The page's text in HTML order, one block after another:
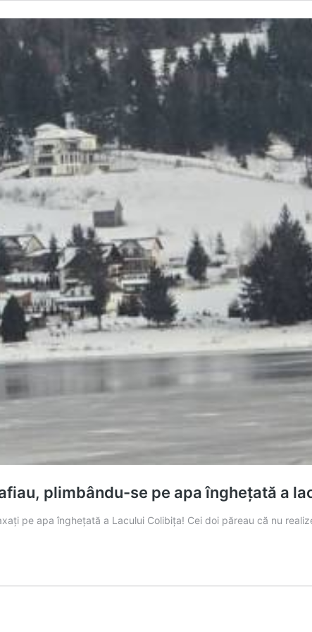
plimbându-se pe apa înghețată a
pe apa înghețată a Lacului Colibița! Cei doi păreau că nu